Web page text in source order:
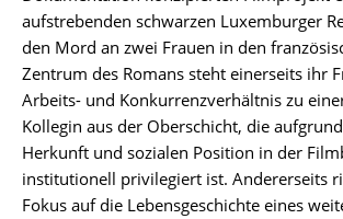
aufstrebenden schwarzen Luxemburger
den Mord an zwei Frauen in den
Zentrum des Romans steht einerseits ihr
Arbeits- und Konkurrenzverhältnis zu
Kollegin aus der Oberschicht, die
Herkunft und sozialen Position in der
institutionell privilegiert ist. Andererseits
Fokus auf die Lebensgeschichte eines